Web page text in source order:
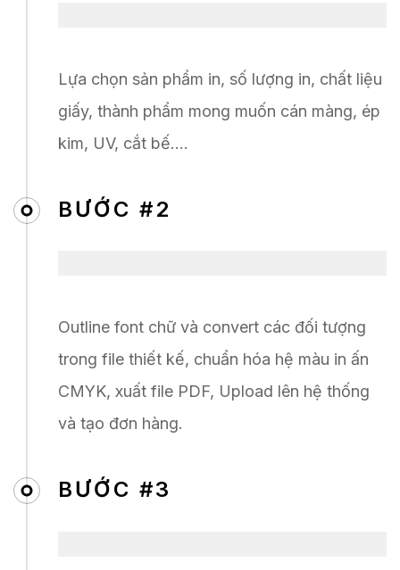
Lựa chọn sản phẩm in, số lượng in, chất liệu
giấy, thành phẩm mong muốn cán màng, ép
kim, UV, cắt bế….
BƯỚC #2
Outline font chữ và convert các đối tượng
trong file thiết kế, chuẩn hóa hệ màu in ấn
CMYK, xuất file PDF, Upload lên hệ thống
và tạo đơn hàng.
BƯỚC #3